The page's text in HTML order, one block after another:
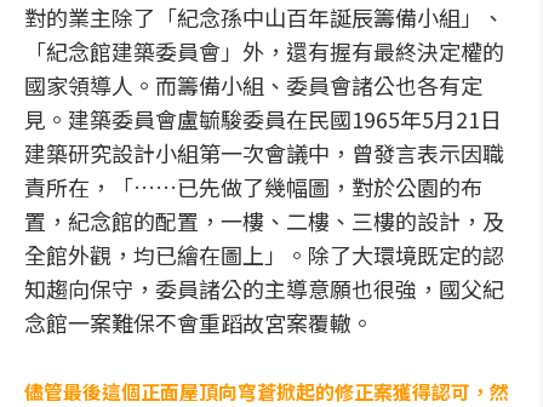
對的業主除了「紀念孫中山百年誕辰籌備小組」、
「紀念館建築委員會」外，還有握有最終決定權的
國家領導人。而籌備小組、委員會諸公也各有定
見。建築委員會盧毓駿委員在民國1965年5月21日
建築研究設計小組第一次會議中，曾發言表示因職
責所在，「……已先做了幾幅圖，對於公園的布
置，紀念館的配置，一樓、二樓、三樓的設計，及
全館外觀，均已繪在圖上」。除了大環境既定的認
知趨向保守，委員諸公的主導意願也很強，國父紀
念館一案難保不會重蹈故宮案覆轍。
儘管最後這個正面屋頂向穹蒼掀起的修正案獲得認可，然